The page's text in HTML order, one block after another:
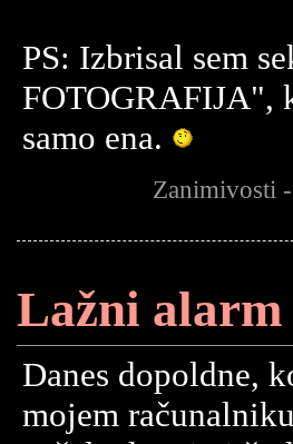
PS: Izbrisal sem
FOTOGRAFIJA",
samo ena.
Zanimivosti
Lažni alarm
Danes dopoldne,
mojem